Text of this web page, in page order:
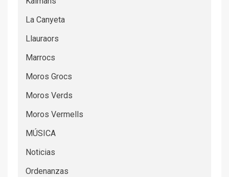
La Canyeta
Llauraors
Marrocs
Moros Grocs
Moros Verds
Moros Vermells
MÚSICA
Noticias
Ordenanzas